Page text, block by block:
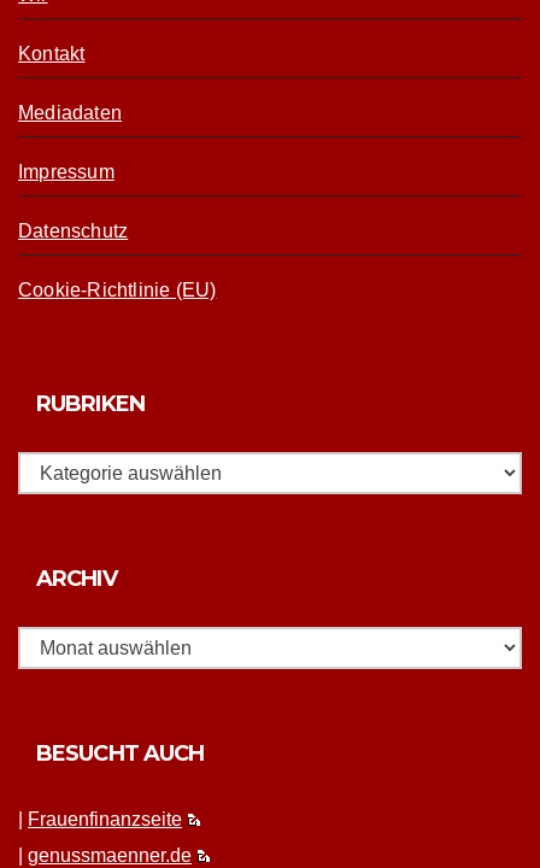
Kontakt
Mediadaten
Impressum
Datenschutz
Cookie-Richtlinie (EU)
RUBRIKEN
Rubriken
ARCHIV
BESUCHT AUCH
Frauen­fi­nanz­seite
genussmaenner.de